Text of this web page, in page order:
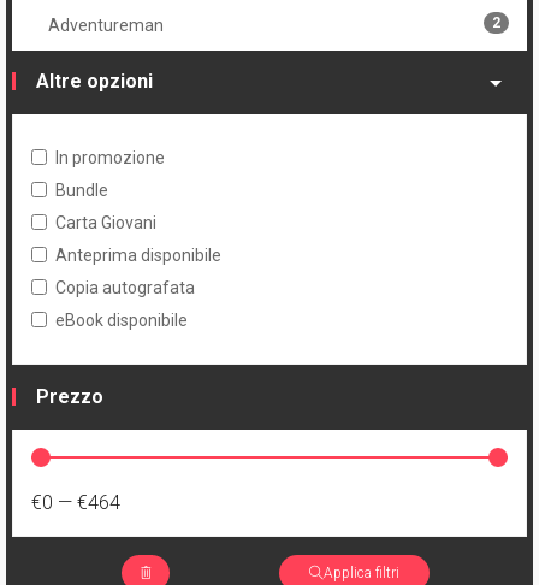
Adventureman 2
Altre opzioni
In promozione
Bundle
Carta Giovani
Anteprima disponibile
Copia autografata
eBook disponibile
Prezzo
€0 — €464
Applica filtri